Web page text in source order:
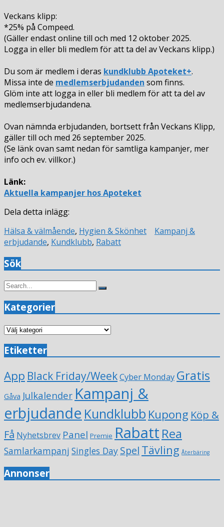
Veckans klipp:
*25% på Compeed.
(Gäller endast online till och med 12 oktober 2025.
Logga in eller bli medlem för att ta del av Veckans klipp.)
Du som är medlem i deras kundklubb Apoteket+.
Missa inte de medlemserbjudanden som finns.
Glöm inte att logga in eller bli medlem för att ta del av
medlemserbjudandena.
Ovan nämnda erbjudanden, bortsett från Veckans Klipp,
gäller till och med 26 september 2025.
(Se länk ovan samt nedan för samtliga kampanjer, mer
info och ev. villkor.)
Länk:
Aktuella kampanjer hos Apoteket
Dela detta inlägg:
Hälsa & välmående, Hygien & Skönhet
Kampanj &
erbjudande, Kundklubb, Rabatt
Sök
Search
Search
Kategorier
Kategorier
Etiketter
App Black Friday/WeekCyber Monday Gratis
Gåva Julkalender Kampanj &
erbjudande Kundklubb Kupong Köp &
Få Nyhetsbrev Panel Premie Rabatt Rea
Samlarkampanj Singles Day Spel Tävling Återbäring
Annonser